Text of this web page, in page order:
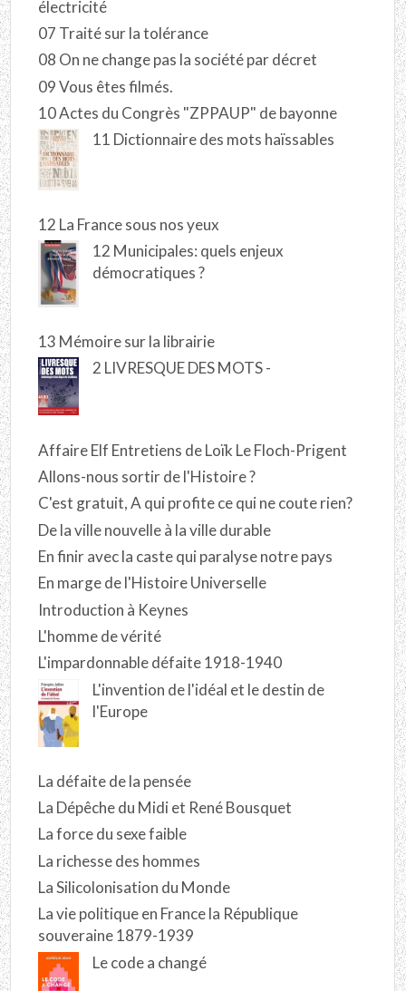
électricité
07 Traité sur la tolérance
08 On ne change pas la société par décret
09 Vous êtes filmés.
10 Actes du Congrès "ZPPAUP" de bayonne
11 Dictionnaire des mots haïssables
12 La France sous nos yeux
12 Municipales: quels enjeux
démocratiques ?
13 Mémoire sur la librairie
2 LIVRESQUE DES MOTS -
Affaire Elf Entretiens de Loïk Le Floch-Prigent
Allons-nous sortir de l'Histoire ?
C'est gratuit, A qui profite ce qui ne coute rien?
De la ville nouvelle à la ville durable
En finir avec la caste qui paralyse notre pays
En marge de l'Histoire Universelle
Introduction à Keynes
L'homme de vérité
L'impardonnable défaite 1918-1940
L'invention de l'idéal et le destin de
l'Europe
La défaite de la pensée
La Dépêche du Midi et René Bousquet
La force du sexe faible
La richesse des hommes
La Silicolonisation du Monde
La vie politique en France la République
souveraine 1879-1939
Le code a changé